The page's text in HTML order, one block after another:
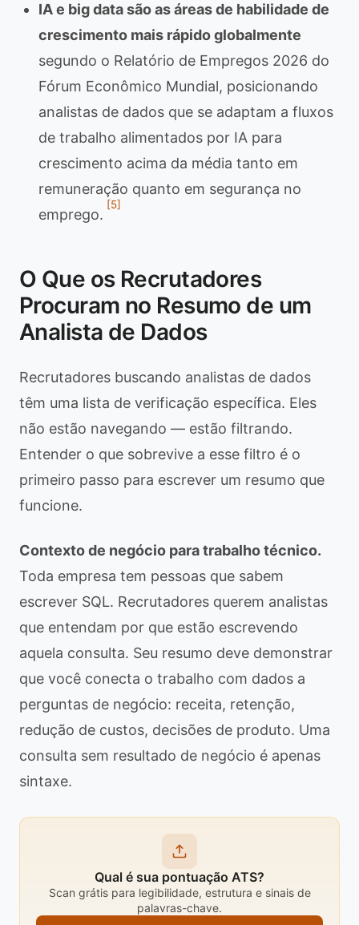
IA e big data são as áreas de habilidade de
crescimento mais rápido globalmente
segundo o Relatório de Empregos 2026 do
Fórum Econômico Mundial, posicionando
analistas de dados que se adaptam a fluxos
de trabalho alimentados por IA para
crescimento acima da média tanto em
remuneração quanto em segurança no
emprego.
[5]
O Que os Recrutadores
Procuram no Resumo de um
Analista de Dados
Recrutadores buscando analistas de dados
têm uma lista de verificação específica. Eles
não estão navegando — estão filtrando.
Entender o que sobrevive a esse filtro é o
primeiro passo para escrever um resumo que
funcione.
Contexto de negócio para trabalho técnico.
Toda empresa tem pessoas que sabem
escrever SQL. Recrutadores querem analistas
que entendam por que estão escrevendo
aquela consulta. Seu resumo deve demonstrar
que você conecta o trabalho com dados a
perguntas de negócio: receita, retenção,
redução de custos, decisões de produto. Uma
consulta sem resultado de negócio é apenas
sintaxe.
Qual é sua pontuação ATS?
Scan grátis para legibilidade, estrutura e sinais de
palavras-chave.